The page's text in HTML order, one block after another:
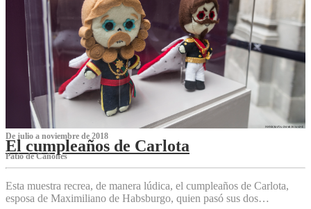
De julio a noviembre de 2018
El cumpleaños de Carlota
Patio de Cañones
Esta muestra recrea, de manera lúdica, el cumpleaños de Carlota,
esposa de Maximiliano de Habsburgo, quien pasó sus dos…